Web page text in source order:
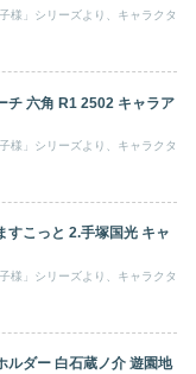
様」シリーズより、キャラクタ
チ 六角 R1 2502 キャラア
様」シリーズより、キャラクタ
すこっと 2.手塚国光 キャ
様」シリーズより、キャラクタ
ルダー 白石蔵ノ介 遊園地